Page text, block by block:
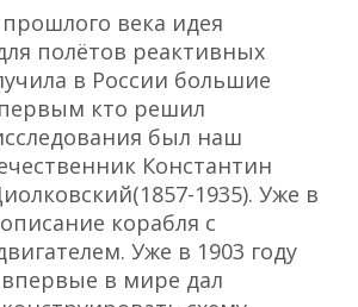
века идея
полётов реактивных
в России большие
кто решил
был наш
Константин
1935). Уже в
корабля с
Уже в 1903 году
в мире дал